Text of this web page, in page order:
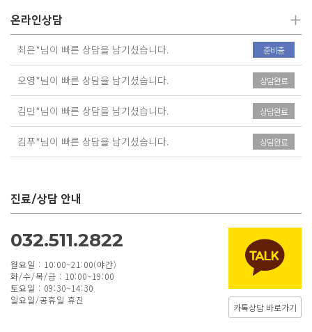
온라인상담 +
최은*님이 빠른 상담을 남기셨습니다. 준비중
오영*님이 빠른 상담을 남기셨습니다. 상담완료
김민*님이 빠른 상담을 남기셨습니다. 상담완료
김푸*님이 빠른 상담을 남기셨습니다. 상담완료
진료/상담 안내
032.511.2822
월요일 : 10:00~21:00(야간)
화/수/목/금 : 10:00~19:00
토요일 : 09:30~14:30
일요일/공휴일 휴진
카톡상담 바로가기